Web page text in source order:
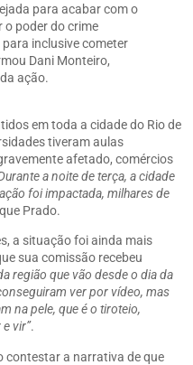
para acabar com o
o poder do crime
inclusive cometer
Dani Monteiro,
ação.
em toda a cidade do Rio de
tiveram aulas
afetado, comércios
a noite de terça, a cidade
foi impactada, milhares de
Prado.
a situação foi ainda mais
sua comissão recebeu
região que vão desde o dia da
ver por vídeo, mas
na pele, que é o tiroteio,
vir”.
contestar a narrativa de que